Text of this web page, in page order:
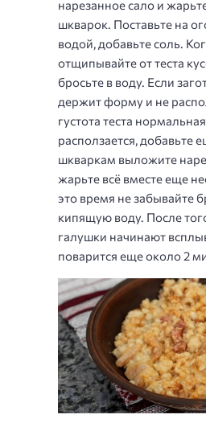
нарезанное сало и
шкварок. Поставьте на
водой, добавьте соль.
отщипывайте от теста
бросьте в воду. Если
держит форму и не
густота теста
расползается, добавьте
шкваркам выложите
жарьте всё вместе еще
это время не забывайте
кипящую воду. После
галушки начинают
поварится еще около 2